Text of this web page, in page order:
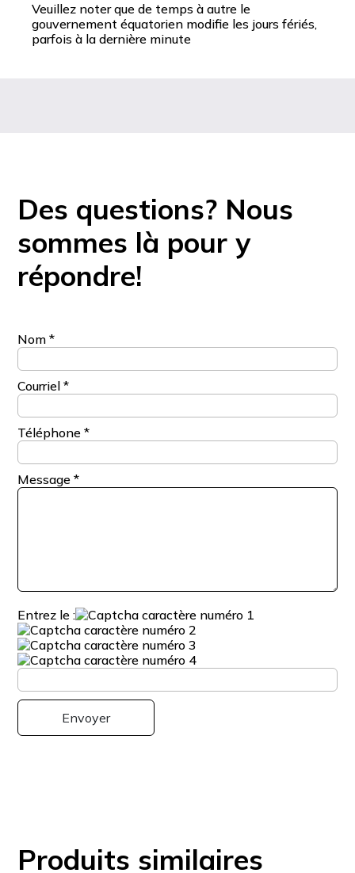
Veuillez noter que de temps à autre le
gouvernement équatorien modifie les jours fériés,
parfois à la dernière minute
Des questions? Nous
sommes là pour y
répondre!
Nom*
Courriel*
Téléphone*
Message*
Entrez le :
Produits similaires